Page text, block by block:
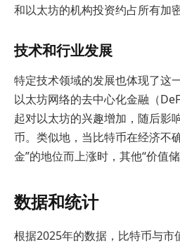
和以太坊的机构投资约占所有加
技术和行业发展
特定技术领域的发展也体现了这
以太坊网络的去中心化金融（
起对以太坊的兴趣增加，随后影
币。类似地，当比特币在经济不
金”的地位而上涨时，其他“价值储
数据和统计
根据2025年的数据，比特币与市